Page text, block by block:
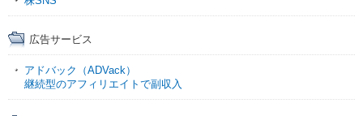
広告サービス
アドバック（ADVack）
継続型のアフィリエイトで副収入